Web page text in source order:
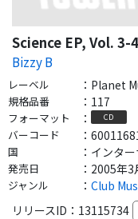
Science EP, Vol. 3-4
Bizzy B
レーベル ： Planet
規格品番 ： 117
フォーマット ： CD
バーコード ：
国 ： インタ
発売日 ： 2005年3
ジャンル ： Club
リリースID： 13115734